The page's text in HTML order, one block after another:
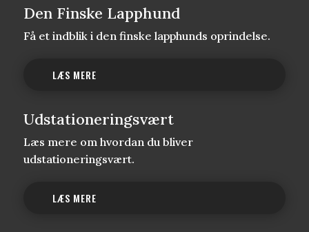
Den Finske Lapphund
Få et indblik i den finske lapphunds oprindelse.
LÆS MERE
Udstationeringsvært
Læs mere om hvordan du bliver
udstationeringsvært.
LÆS MERE